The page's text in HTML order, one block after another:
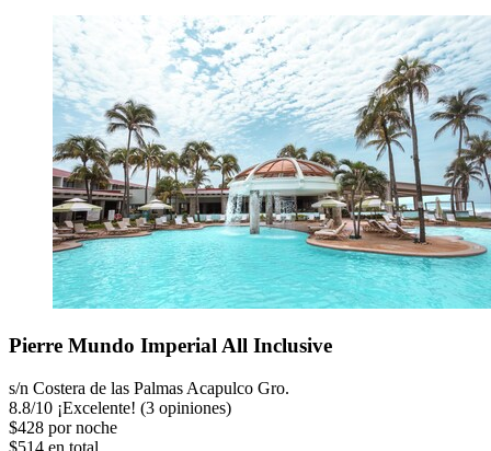
Pierre Mundo Imperial All Inclusive
s/n Costera de las Palmas Acapulco Gro.
8.8/10 ¡Excelente! (3 opiniones)
$428 por noche
$514 en total